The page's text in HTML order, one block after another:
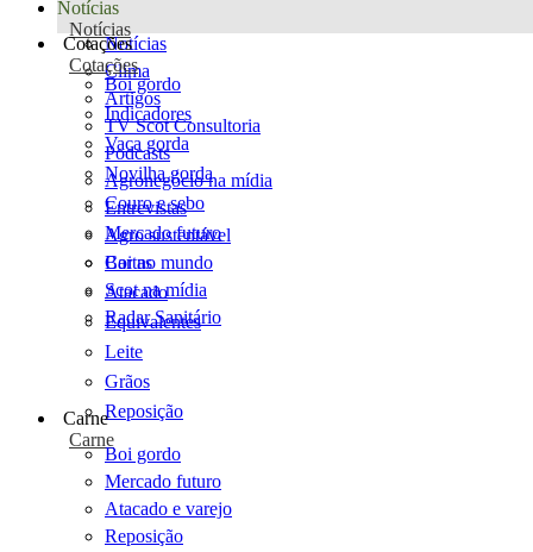
Notícias
Notícias
Notícias
Clima
Artigos
TV Scot Consultoria
Podcasts
Agronegócio na mídia
Entrevistas
Agro sustentável
Cartas
Scot na mídia
Radar Sanitário
Cotações
Cotações
Boi gordo
Indicadores
Vaca gorda
Novilha gorda
Couro e sebo
Mercado futuro
Boi no mundo
Atacado
Equivalentes
Leite
Grãos
Reposição
Carne
Carne
Boi gordo
Mercado futuro
Atacado e varejo
Reposição